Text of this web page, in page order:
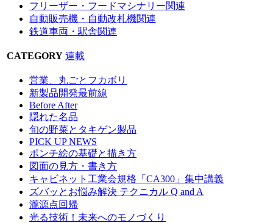
フリーザー・フードマシナリー関連
自動販売機・自動改札機関連
鉄道車両・駅舎関連
CATEGORY 連載
営業、丸ごとフカボリ
新製品開発最前線
Before After
隠れた名品
旬の野菜とタキゲン製品
PICK UP NEWS
ポンチ絵の基礎と描き方
図面の見方・書き方
キャビネット工業会規格「CA300」集中講義
ズバッとお悩み解決 テクニカル Q and A
瀧源点回帰
光る技術！未来へのモノづくり